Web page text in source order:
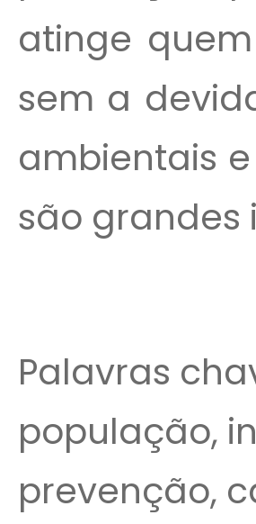
atinge
sem a
ambientais
são grandes
Palavras
população,
prevenção,